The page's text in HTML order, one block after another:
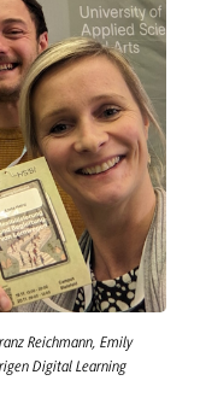
Reichmann, Emily
Digital Learning